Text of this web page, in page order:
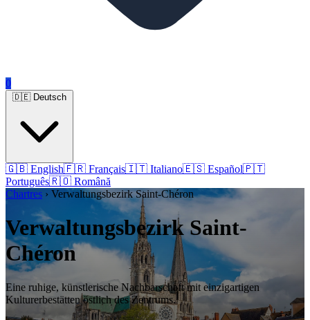
0
🇬🇧 English🇫🇷 Français🇮🇹 Italiano🇪🇸 Español🇵🇹
Português🇷🇴 Română
Chartres › Verwaltungsbezirk Saint-Chéron
Verwaltungsbezirk Saint-
Chéron
Eine ruhige, künstlerische Nachbarschaft mit einzigartigen
Kulturerbestätten östlich des Zentrums.